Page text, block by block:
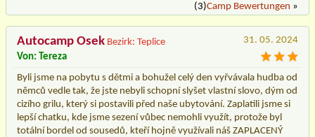
(3)Camp Bewertungen »
Autocamp Osek Bezirk: Teplice
31. 05. 2024
Von: Tereza
Byli jsme na pobytu s dětmi a bohužel celý den vyřvávala hudba od
němců vedle tak, že jste nebyli schopní slyšet vlastní slovo, dým od
cizího grilu, který si postavili před naše ubytování. Zaplatili jsme si
lepší chatku, kde jsme sezení vůbec nemohli využít, protože byl
totální bordel od sousedů, kteří hojně využívali náš ZAPLACENÝ